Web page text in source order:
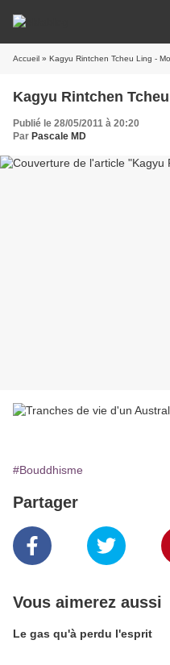
Accueil » Kagyu Rintchen Tcheu Ling -
Kagyu Rintchen
Publié le 28/05/2011 à 20:20
Par Pascale MD
#Bouddhisme
Partager
Vous aimerez aussi
Le gas qu'à perdu l'esprit